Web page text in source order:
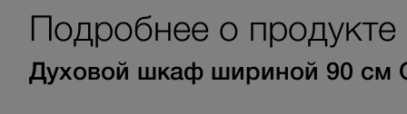
Подробнее о продукте
Духовой шкаф шириной 90 см